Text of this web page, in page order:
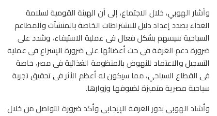
وأشار الهوبي، خلال الاجتماع، إلى أن الهيئة القومية لسلامة
الغذاء بصدد إعداد دليل للاشتراطات الخاصة بالمنشآت والمطاعم
السياحية سيسهم بشكل فعال فى عملية الاستيفاء، وشدد على
ضرورة دعم الغرفة فى حث أعضائها على ضرورة الإسراع فى عملية
التسجيل والاعتماد للنهوض بالمنظومة الغذائية فى مصر، خاصة
فى القطاع السياحي، مما سيكون له أعظم الأثر فى تحقيق تجربة
سياحية مصرية متميزة لضيوفها وزوارها.
وأشاد الهوبى بدور الغرفة الإيجابى وأكد ضرورة التواصل من خلال